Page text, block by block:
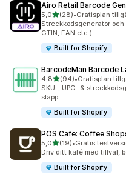
Airo Retail Barcode
5,0av 5 stjärnor
(28)
28 recensioner totalt
•Gratisplan
Streckkodsgenerator
GTIN, EAN etc.)
Built for Shopify
BarcodeMan Barcode
4,8av 5 stjärnor
(94)
94 recensioner totalt
•Gratisplan
SKU-, UPC- &
släpp
Built for Shopify
POS Cafe: Coffee
5,0av 5 stjärnor
(19)
19 recensioner totalt
•Gratis
Driv ditt kafé med tillval,
Built for Shopify